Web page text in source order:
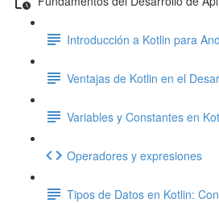
Introducción a Kotlin para
Ventajas de Kotlin en el
Variables y Constantes en
Operadores y expresiones
Tipos de Datos en Kotlin: